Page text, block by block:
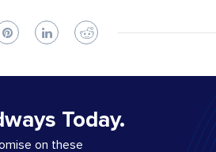
Today.
on these